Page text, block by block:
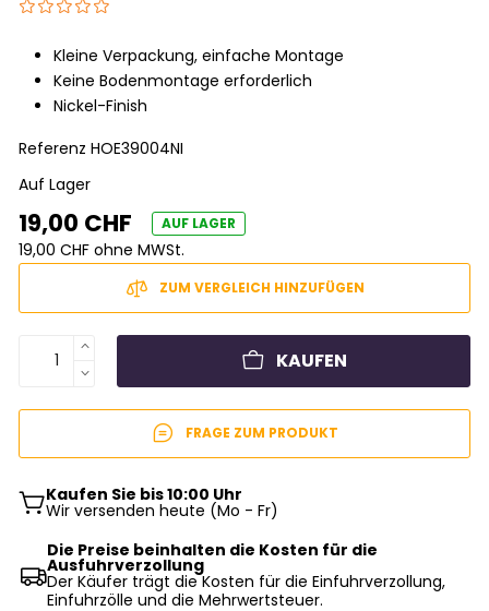
Kleine Verpackung, einfache Montage
Keine Bodenmontage erforderlich
Nickel-Finish
ReferenzHOE39004NI
Auf Lager
19,00 CHF AUF LAGER
19,00 CHF ohne MWSt.
ZUM VERGLEICH HINZUFÜGEN
KAUFEN
FRAGE ZUM PRODUKT
Kaufen Sie bis 10:00 Uhr
Wir versenden heute (Mo - Fr)
Die Preise beinhalten die Kosten für die
Ausfuhrverzollung
Der Käufer trägt die Kosten für die Einfuhrverzollung,
Einfuhrzölle und die Mehrwertsteuer.